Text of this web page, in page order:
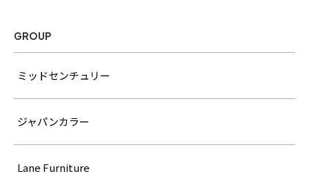
GROUP
ミッドセンチュリー
ジャパンカラー
Lane Furniture